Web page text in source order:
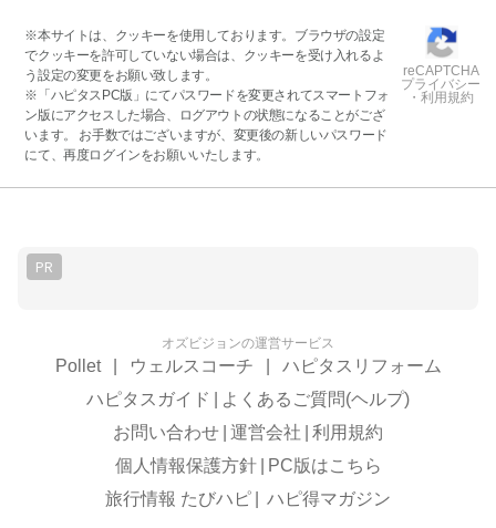
※本サイトは、クッキーを使用しております。ブラウザの設定
でクッキーを許可していない場合は、クッキーを受け入れるよ
う設定の変更をお願い致します。
※「ハピタスPC版」にてパスワードを変更されてスマートフォ
ン版にアクセスした場合、ログアウトの状態になることがござ
います。 お手数ではございますが、変更後の新しいパスワード
にて、再度ログインをお願いいたします。
reCAPTCHA
プライバシー
・利用規約
PR
オズビジョンの運営サービス
Pollet ウェルスコーチ
ハピタスリフォーム
ハピタスガイド
よくあるご質問(ヘルプ)
お問い合わせ 運営会社
利用規約
個人情報保護方針
PC版はこちら
旅行情報 たびハピ
ハピ得マガジン